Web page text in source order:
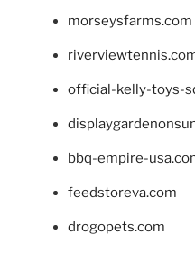
morseysfarms.com
official-kelly-toys-
bbq-empire-
feedstoreva.com
drogopets.com